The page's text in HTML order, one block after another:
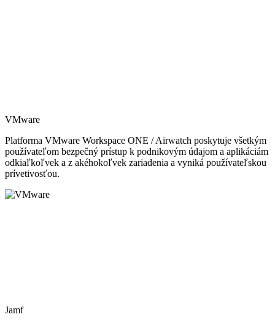
VMware
Platforma VMware Workspace ONE / Airwatch poskytuje všetkým
používateľom bezpečný prístup k podnikovým údajom a aplikáciám
odkiaľkoľvek a z akéhokoľvek zariadenia a vyniká používateľskou
prívetivosťou.
Jamf